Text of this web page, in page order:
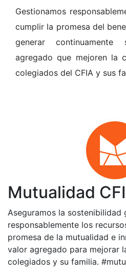
Gestionamos
cumplir la promesa del
generar
agregado que mejoren la
colegiados del CFIA y sus
Mutualidad
Aseguramos la sostenibilidad
responsablemente los
promesa de la mutualidad e
valor agregado para mejorar
colegiados y su familia.